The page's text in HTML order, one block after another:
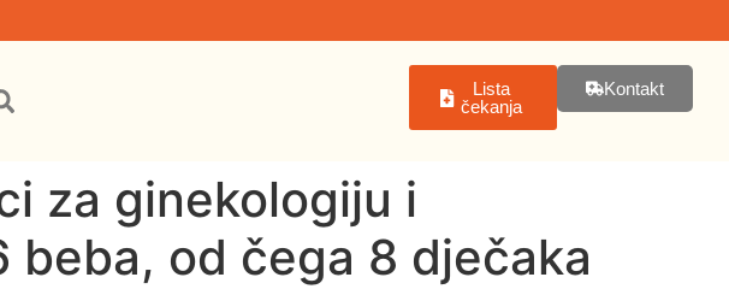
Lista
čekanja
Kontakt
za ginekologiju i
od čega 8 dječaka